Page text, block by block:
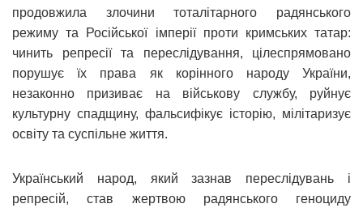
продовжила злочини тоталітарного радянського
режиму та Російської імперії проти кримських татар:
чинить репресії та переслідування, цілеспрямовано
порушує їх права як корінного народу України,
незаконно призиває на військову службу, руйнує
культурну спадщину, фальсифікує історію, мілітаризує
освіту та суспільне життя.
Український народ, який зазнав переслідувань і
репресій, став жертвою радянського геноциду